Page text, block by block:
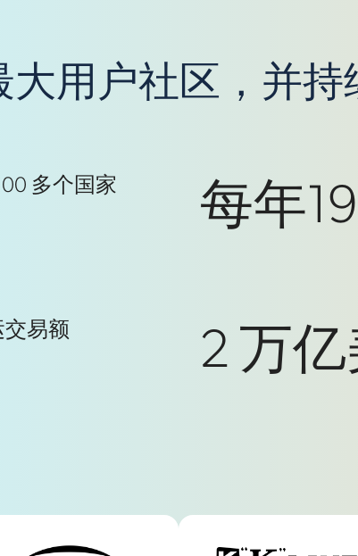
用户社区，并持
多个国家 每年
易额 2 万